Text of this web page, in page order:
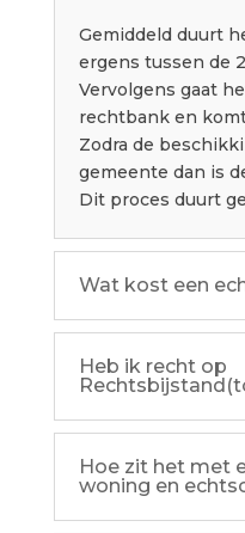
Gemiddeld duurt
ergens tussen de
Vervolgens gaat
rechtbank en
Zodra de
gemeente dan is
Dit proces duurt
Wat kost een
Heb ik recht op
Hoe zit het met
woning en